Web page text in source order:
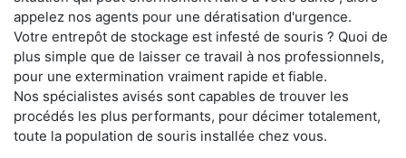
appelez nos agents pour une dératisation d'urgence.
Votre entrepôt de stockage est infesté de souris ? Quoi de
plus simple que de laisser ce travail à nos professionnels,
pour une extermination vraiment rapide et fiable.
Nos spécialistes avisés sont capables de trouver les
procédés les plus performants, pour décimer totalement,
toute la population de souris installée chez vous.